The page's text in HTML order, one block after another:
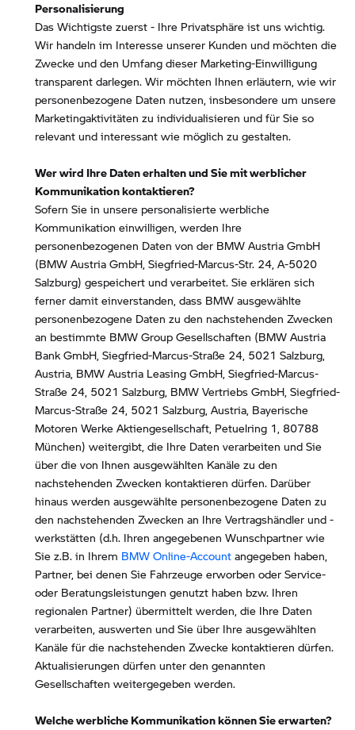
Personalisierung
Das Wichtigste zuerst - Ihre Privatsphäre ist uns wichtig.
Wir handeln im Interesse unserer Kunden und möchten die
Zwecke und den Umfang dieser Marketing-Einwilligung
transparent darlegen. Wir möchten Ihnen erläutern, wie wir
personenbezogene Daten nutzen, insbesondere um unsere
Marketingaktivitäten zu individualisieren und für Sie so
relevant und interessant wie möglich zu gestalten.
Wer wird Ihre Daten erhalten und Sie mit werblicher
Kommunikation kontaktieren?
Sofern Sie in unsere personalisierte werbliche
Kommunikation einwilligen, werden Ihre
personenbezogenen Daten von der BMW Austria GmbH
(BMW Austria GmbH, Siegfried-Marcus-Str. 24, A-5020
Salzburg) gespeichert und verarbeitet. Sie erklären sich
ferner damit einverstanden, dass BMW ausgewählte
personenbezogene Daten zu den nachstehenden Zwecken
an bestimmte BMW Group Gesellschaften (BMW Austria
Bank GmbH, Siegfried-Marcus-Straße 24, 5021 Salzburg,
Austria, BMW Austria Leasing GmbH, Siegfried-Marcus-
Straße 24, 5021 Salzburg, BMW Vertriebs GmbH, Siegfried-
Marcus-Straße 24, 5021 Salzburg, Austria, Bayerische
Motoren Werke Aktiengesellschaft, Petuelring 1, 80788
München) weitergibt, die Ihre Daten verarbeiten und Sie
über die von Ihnen ausgewählten Kanäle zu den
nachstehenden Zwecken kontaktieren dürfen. Darüber
hinaus werden ausgewählte personenbezogene Daten zu
den nachstehenden Zwecken an Ihre Vertragshändler und -
werkstätten (d.h. Ihren angegebenen Wunschpartner wie
Sie z.B. in Ihrem BMW Online-Account angegeben haben,
Partner, bei denen Sie Fahrzeuge erworben oder Service-
oder Beratungsleistungen genutzt haben bzw. Ihren
regionalen Partner) übermittelt werden, die Ihre Daten
verarbeiten, auswerten und Sie über Ihre ausgewählten
Kanäle für die nachstehenden Zwecke kontaktieren dürfen.
Aktualisierungen dürfen unter den genannten
Gesellschaften weitergegeben werden.
Welche werbliche Kommunikation können Sie erwarten?